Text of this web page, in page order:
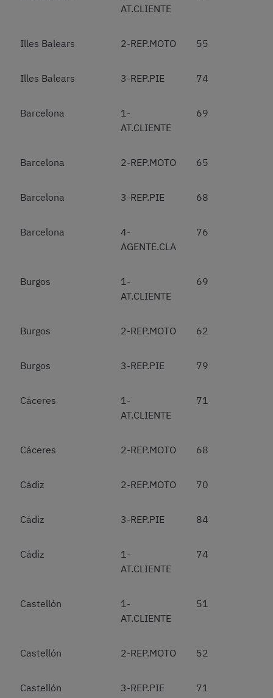
AT.CLIENTE
Illes Balears 2-REP.MOTO 55
Illes Balears 3-REP.PIE 74
Barcelona
1-
AT.CLIENTE
69
Barcelona 2-REP.MOTO 65
Barcelona 3-REP.PIE 68
Barcelona
4-
AGENTE.CLA
76
Burgos
1-
AT.CLIENTE
69
Burgos 2-REP.MOTO 62
Burgos 3-REP.PIE 79
Cáceres
1-
AT.CLIENTE
71
Cáceres 2-REP.MOTO 68
Cádiz 2-REP.MOTO 70
Cádiz 3-REP.PIE 84
Cádiz
1-
AT.CLIENTE
74
Castellón
1-
AT.CLIENTE
51
Castellón 2-REP.MOTO 52
Castellón 3-REP.PIE 71